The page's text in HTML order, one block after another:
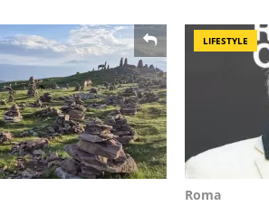
LIFESTYLE
Roma